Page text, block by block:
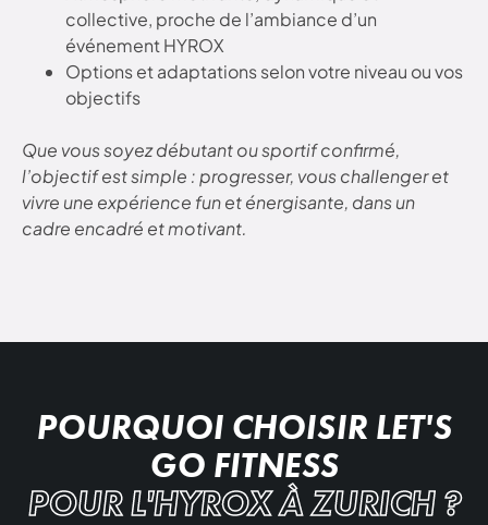
collective, proche de l’ambiance d’un
événement HYROX
Options et adaptations selon votre niveau ou vos
objectifs
Que vous soyez débutant ou sportif confirmé,
l’objectif est simple : progresser, vous challenger et
vivre une expérience fun et énergisante, dans un
cadre encadré et motivant.
POURQUOI CHOISIR LET'S
GO FITNESS
POUR L'HYROX À ZURICH ?